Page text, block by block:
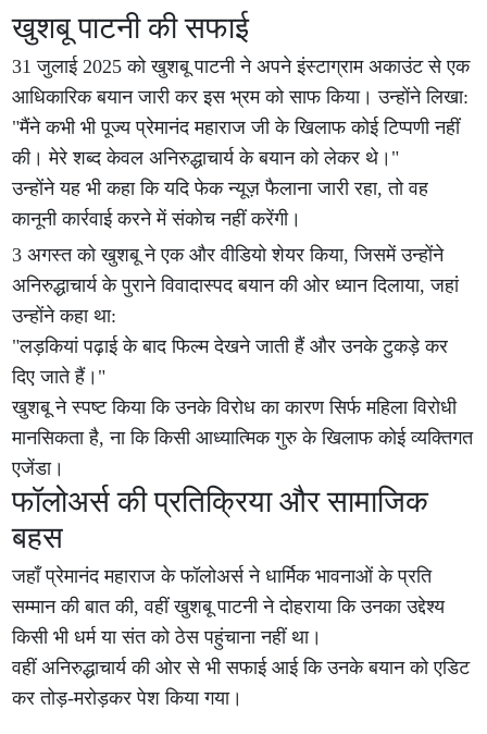
खुशबू पाटनी की सफाई
31 जुलाई 2025 को खुशबू पाटनी ने अपने इंस्टाग्राम अकाउंट से एक
आधिकारिक बयान जारी कर इस भ्रम को साफ किया। उन्होंने लिखा:
"मैंने कभी भी पूज्य प्रेमानंद महाराज जी के खिलाफ कोई टिप्पणी नहीं
की। मेरे शब्द केवल अनिरुद्धाचार्य के बयान को लेकर थे।"
उन्होंने यह भी कहा कि यदि फेक न्यूज़ फैलाना जारी रहा, तो वह
कानूनी कार्रवाई करने में संकोच नहीं करेंगी।
3 अगस्त को खुशबू ने एक और वीडियो शेयर किया, जिसमें उन्होंने
अनिरुद्धाचार्य के पुराने विवादास्पद बयान की ओर ध्यान दिलाया, जहां
उन्होंने कहा था:
"लड़कियां पढ़ाई के बाद फिल्म देखने जाती हैं और उनके टुकड़े कर
दिए जाते हैं।"
खुशबू ने स्पष्ट किया कि उनके विरोध का कारण सिर्फ महिला विरोधी
मानसिकता है, ना कि किसी आध्यात्मिक गुरु के खिलाफ कोई व्यक्तिगत
एजेंडा।
फॉलोअर्स की प्रतिक्रिया और सामाजिक
बहस
जहाँ प्रेमानंद महाराज के फॉलोअर्स ने धार्मिक भावनाओं के प्रति
सम्मान की बात की, वहीं खुशबू पाटनी ने दोहराया कि उनका उद्देश्य
किसी भी धर्म या संत को ठेस पहुंचाना नहीं था।
वहीं अनिरुद्धाचार्य की ओर से भी सफाई आई कि उनके बयान को एडिट
कर तोड़-मरोड़कर पेश किया गया।